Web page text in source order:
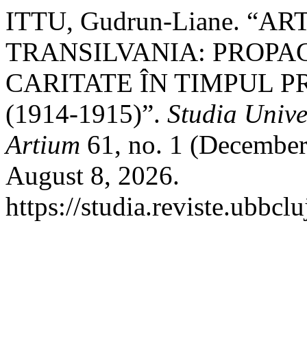
ITTU, Gudrun-Liane.
TRANSILVANIA:
CARITATE ÎN TIMPUL
(1914-1915)”. Studia
Artium 61, no. 1
August 8, 2026.
https://